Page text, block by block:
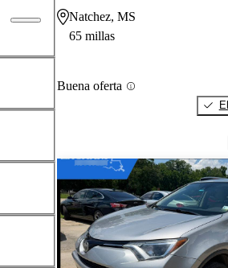
Natchez, MS
65 millas
Buena oferta